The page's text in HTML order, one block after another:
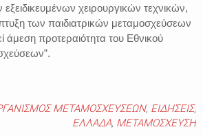
χειρουργικών τεχνικών,
των παιδιατρικών μεταμοσχεύσεων
άμεση προτεραιότητα του Εθνικού
ΜΕΤΑΜΟΣΧΕΥΣΕΩΝ, ΕΙΔΗΣΕΙΣ,
ΕΛΛΑΔΑ, ΜΕΤΑΜΟΣΧΕΥΣΗ